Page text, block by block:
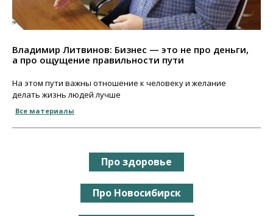
Владимир Литвинов: Бизнес — это не про деньги,
а про ощущение правильности пути
На этом пути важны отношение к человеку и желание
делать жизнь людей лучше
Все материалы
Про здоровье
Про Новосибирск